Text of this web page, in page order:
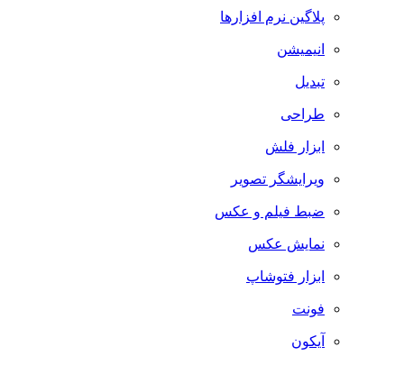
پلاگین نرم افزارها
انیمیشن
تبدیل
طراحی
ابزار فلش
ویرایشگر تصویر
ضبط فيلم و عكس
نمایش عکس
ابزار فتوشاپ
فونت
آیکون